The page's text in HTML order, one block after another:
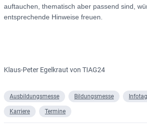
auftauchen, thematisch aber passend sind,
entsprechende Hinweise freuen.
Klaus-Peter Egelkraut von TIAG24
Ausbildungsmesse Bildungsmesse Infotag
Karriere Termine